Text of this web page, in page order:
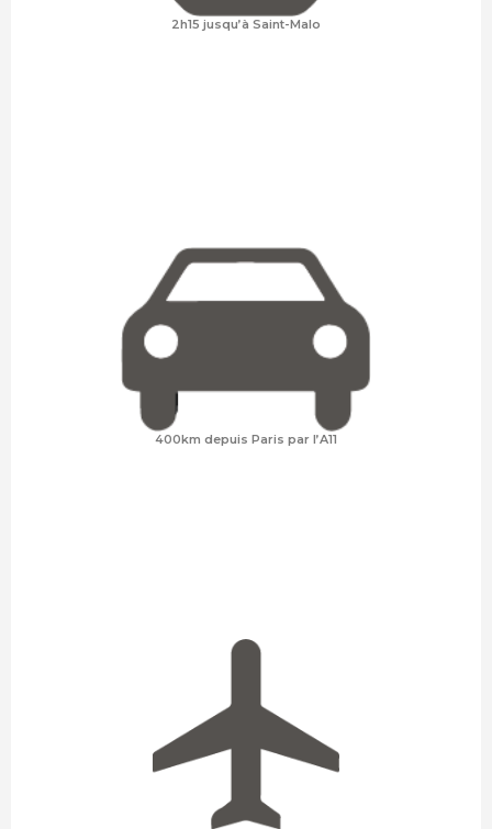
2h15 jusqu’à Saint-Malo
400km depuis Paris par l’A11